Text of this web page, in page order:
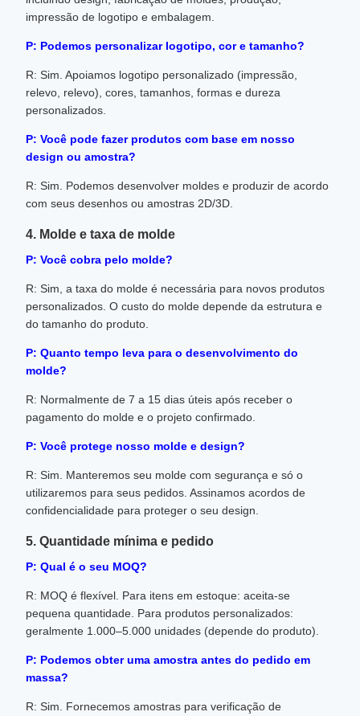
impressão de logotipo e embalagem.
P: Podemos personalizar logotipo, cor e tamanho?
R: Sim. Apoiamos logotipo personalizado (impressão,
relevo, relevo), cores, tamanhos, formas e dureza
personalizados.
P: Você pode fazer produtos com base em nosso
design ou amostra?
R: Sim. Podemos desenvolver moldes e produzir de acordo
com seus desenhos ou amostras 2D/3D.
4. Molde e taxa de molde
P: Você cobra pelo molde?
R: Sim, a taxa do molde é necessária para novos produtos
personalizados. O custo do molde depende da estrutura e
do tamanho do produto.
P: Quanto tempo leva para o desenvolvimento do
molde?
R: Normalmente de 7 a 15 dias úteis após receber o
pagamento do molde e o projeto confirmado.
P: Você protege nosso molde e design?
R: Sim. Manteremos seu molde com segurança e só o
utilizaremos para seus pedidos. Assinamos acordos de
confidencialidade para proteger o seu design.
5. Quantidade mínima e pedido
P: Qual é o seu MOQ?
R: MOQ é flexível. Para itens em estoque: aceita-se
pequena quantidade. Para produtos personalizados:
geralmente 1.000–5.000 unidades (depende do produto).
P: Podemos obter uma amostra antes do pedido em
massa?
R: Sim. Fornecemos amostras para verificação de